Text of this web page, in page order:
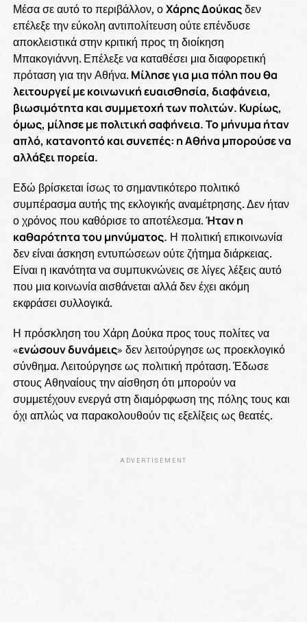
Μέσα σε αυτό το περιβάλλον, οΧάρης Δούκαςδεν
επέλεξε την εύκολη αντιπολίτευση ούτε επένδυσε
αποκλειστικά στην κριτική προς τη διοίκηση
Μπακογιάννη. Επέλεξε να καταθέσει μια διαφορετική
πρόταση για την Αθήνα. Μίλησε για μια πόλη που θα
λειτουργεί με κοινωνική ευαισθησία, διαφάνεια,
βιωσιμότητα και συμμετοχή των πολιτών. Κυρίως,
όμως, μίλησε με πολιτική σαφήνεια. Το μήνυμα ήταν
απλό, κατανοητό και συνεπές: η Αθήνα μπορούσε να
αλλάξει πορεία.
Εδώ βρίσκεται ίσως το σημαντικότερο πολιτικό
συμπέρασμα αυτής της εκλογικής αναμέτρησης. Δεν ήταν
ο χρόνος που καθόρισε το αποτέλεσμα.Ήταν η
καθαρότητα του μηνύματος. Η πολιτική επικοινωνία
δεν είναι άσκηση εντυπώσεων ούτε ζήτημα διάρκειας.
Είναι η ικανότητα να συμπυκνώνεις σε λίγες λέξεις αυτό
που μια κοινωνία αισθάνεται αλλά δεν έχει ακόμη
εκφράσει συλλογικά.
Η πρόσκληση του Χάρη Δούκα προς τους πολίτες να
«ενώσουν δυνάμεις» δεν λειτούργησε ως προεκλογικό
σύνθημα. Λειτούργησε ως πολιτική πρόταση. Έδωσε
στους Αθηναίους την αίσθηση ότι μπορούν να
συμμετέχουν ενεργά στη διαμόρφωση της πόλης τους και
όχι απλώς να παρακολουθούν τις εξελίξεις ως θεατές.
ADVERTISEMENT